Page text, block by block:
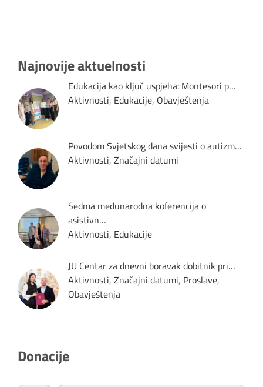
Najnovije aktuelnosti
Edukacija kao ključ uspjeha: Montesori p…
Aktivnosti, Edukacije, Obavještenja
Povodom Svjetskog dana svijesti o autizm…
Aktivnosti, Značajni datumi
Sedma međunarodna koferencija o
asistivn…
Aktivnosti, Edukacije
JU Centar za dnevni boravak dobitnik pri…
Aktivnosti, Značajni datumi, Proslave,
Obavještenja
Donacije